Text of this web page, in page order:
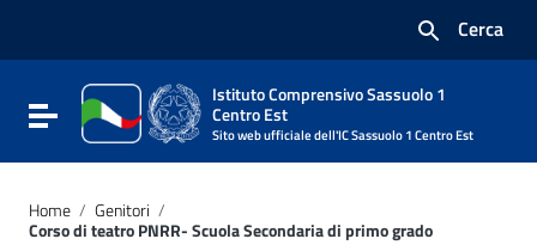
Vai al footer
Cerca
Attiva / disattiva la navigazione
Istituto Comprensivo Sassuolo 1
Centro Est
Sito web ufficiale dell'IC Sassuolo 1 Centro Est
Home / Genitori /
Corso di teatro PNRR- Scuola Secondaria di primo grado